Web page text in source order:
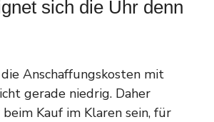
sich die Uhr denn
Anschaffungskosten mit
gerade niedrig. Daher
Kauf im Klaren sein, für